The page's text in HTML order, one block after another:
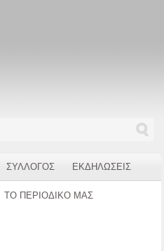
ΣΥΛΛΟΓΟΣ ΕΚΔΗΛΩΣΕΙΣ
ΤΟ ΠΕΡΙΟΔΙΚΟ ΜΑΣ